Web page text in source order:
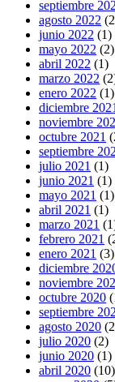
septiembre
agosto 2022
junio 2022 (1)
mayo 2022 (2)
abril 2022 (1)
marzo 2022
enero 2022 (1)
diciembre 2021
noviembre
octubre 2021
septiembre
julio 2021 (1)
junio 2021 (1)
mayo 2021 (1)
abril 2021 (1)
marzo 2021
febrero 2021
enero 2021 (3)
diciembre
noviembre
octubre 2020
septiembre
agosto 2020
julio 2020 (2)
junio 2020 (1)
abril 2020 (10)